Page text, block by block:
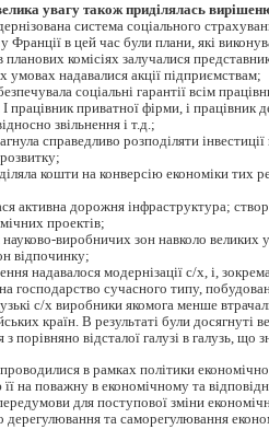
увагу також приділялась
система соціального
Франції в цей час були плани, які
комісіях залучалися
умовах надавалися акції підприємствам;
соціальні гарантії всім
працівник приватної фірми, і працівник
звільнення і т.д.;
справедливо розподіляти
кошти на конверсію економіки тих
активна дорожня інфраструктура;
проектів;
виробничих зон навколо великих
відпочинку;
надавалося модернізації с/х, і,
господарство сучасного типу,
с/х виробники якомога менше
країн. В результаті були досягнуті
порівняно відсталої галузі в галузь, що
в рамках політики
на поважну в економічному та
для поступової зміни
дерегулювання та саморегулювання